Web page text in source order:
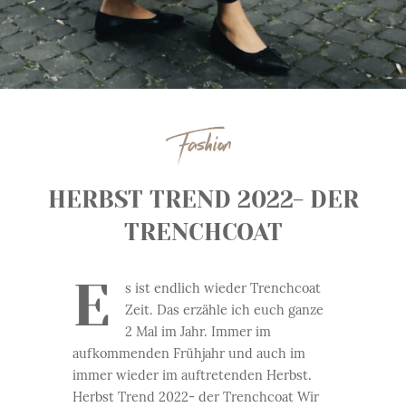
Fashion
HERBST TREND 2022- DER
TRENCHCOAT
E
s ist endlich wieder Trenchcoat
Zeit. Das erzähle ich euch ganze
2 Mal im Jahr. Immer im
aufkommenden Frühjahr und auch im
immer wieder im auftretenden Herbst.
Herbst Trend 2022- der Trenchcoat Wir